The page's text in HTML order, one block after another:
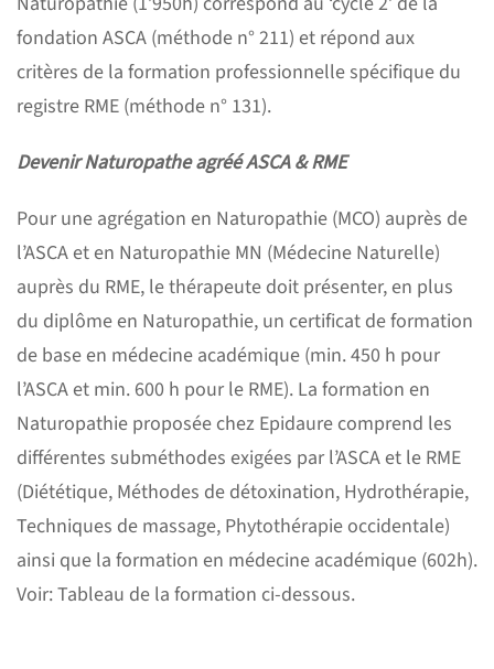
fondation ASCA (méthode n° 211) et répond aux
critères de la formation professionnelle spécifique du
registre RME (méthode n° 131).
Devenir Naturopathe agréé ASCA & RME
Pour une agrégation en Naturopathie (MCO) auprès de
l’ASCA et en Naturopathie MN (Médecine Naturelle)
auprès du RME, le thérapeute doit présenter, en plus
du diplôme en Naturopathie, un certificat de formation
de base en médecine académique (min. 450 h pour
l’ASCA et min. 600 h pour le RME). La formation en
Naturopathie proposée chez Epidaure comprend les
différentes subméthodes exigées par l’ASCA et le RME
(Diététique, Méthodes de détoxination, Hydrothérapie,
Techniques de massage, Phytothérapie occidentale)
ainsi que la formation en médecine académique (602h).
Voir: Tableau de la formation ci-dessous.